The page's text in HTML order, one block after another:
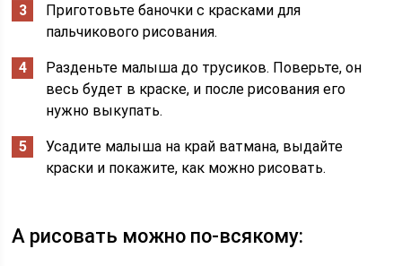
Приготовьте баночки с красками для
пальчикового рисования.
Разденьте малыша до трусиков. Поверьте, он
весь будет в краске, и после рисования его
нужно выкупать.
Усадите малыша на край ватмана, выдайте
краски и покажите, как можно рисовать.
А рисовать можно по-всякому: